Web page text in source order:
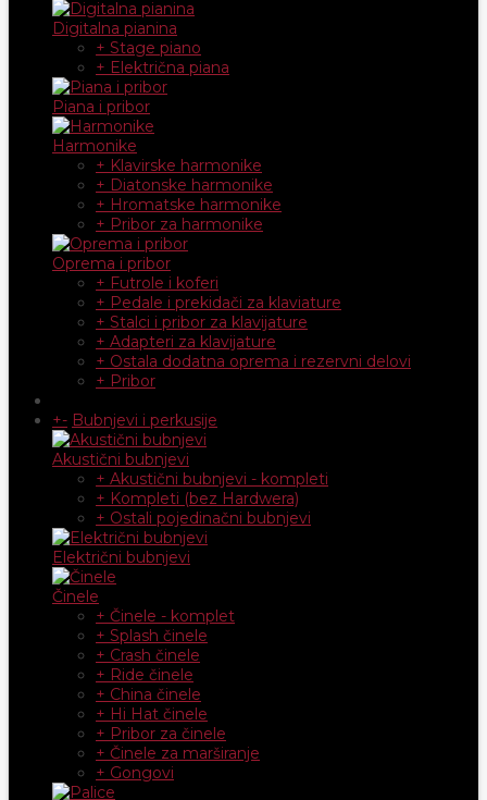
Digitalna pianina
+ Stage piano
+ Električna piana
Piana i pribor
Harmonike
+ Klavirske harmonike
+ Diatonske harmonike
+ Hromatske harmonike
+ Pribor za harmonike
Oprema i pribor
+ Futrole i koferi
+ Pedale i prekidači za klaviature
+ Stalci i pribor za klavijature
+ Adapteri za klavijature
+ Ostala dodatna oprema i rezervni delovi
+ Pribor
+- Bubnjevi i perkusije
Akustični bubnjevi
+ Akustični bubnjevi - kompleti
+ Kompleti (bez Hardwera)
+ Ostali pojedinačni bubnjevi
Električni bubnjevi
Činele
+ Činele - komplet
+ Splash činele
+ Crash činele
+ Ride činele
+ China činele
+ Hi Hat činele
+ Pribor za činele
+ Činele za marširanje
+ Gongovi